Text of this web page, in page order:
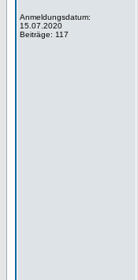
Anmeldungsdatum:
15.07.2020
Beiträge: 117